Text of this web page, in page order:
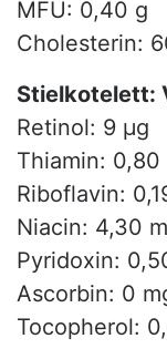
MFU: 0,40 g
Cholesterin:
Stielkotelett:
Retinol: 9 µg
Thiamin: 0,80
Riboflavin:
Niacin: 4,30
Pyridoxin:
Ascorbin: 0
Tocopherol: